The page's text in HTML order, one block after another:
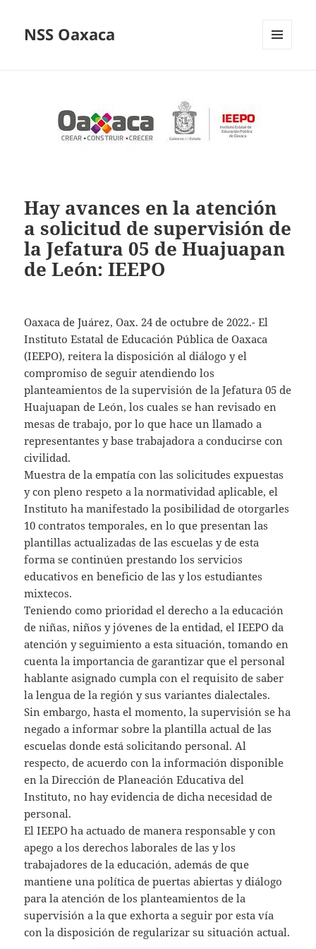
NSS Oaxaca
Hay avances en la atención
a solicitud de supervisión de
la Jefatura 05 de Huajuapan
de León: IEEPO
Oaxaca de Juárez, Oax. 24 de octubre de 2022.- El
Instituto Estatal de Educación Pública de Oaxaca
(IEEPO), reitera la disposición al diálogo y el
compromiso de seguir atendiendo los
planteamientos de la supervisión de la Jefatura 05 de
Huajuapan de León, los cuales se han revisado en
mesas de trabajo, por lo que hace un llamado a
representantes y base trabajadora a conducirse con
civilidad.
Muestra de la empatía con las solicitudes expuestas
y con pleno respeto a la normatividad aplicable, el
Instituto ha manifestado la posibilidad de otorgarles
10 contratos temporales, en lo que presentan las
plantillas actualizadas de las escuelas y de esta
forma se continúen prestando los servicios
educativos en beneficio de las y los estudiantes
mixtecos.
Teniendo como prioridad el derecho a la educación
de niñas, niños y jóvenes de la entidad, el IEEPO da
atención y seguimiento a esta situación, tomando en
cuenta la importancia de garantizar que el personal
hablante asignado cumpla con el requisito de saber
la lengua de la región y sus variantes dialectales.
Sin embargo, hasta el momento, la supervisión se ha
negado a informar sobre la plantilla actual de las
escuelas donde está solicitando personal. Al
respecto, de acuerdo con la información disponible
en la Dirección de Planeación Educativa del
Instituto, no hay evidencia de dicha necesidad de
personal.
El IEEPO ha actuado de manera responsable y con
apego a los derechos laborales de las y los
trabajadores de la educación, además de que
mantiene una política de puertas abiertas y diálogo
para la atención de los planteamientos de la
supervisión a la que exhorta a seguir por esta vía
con la disposición de regularizar su situación actual.